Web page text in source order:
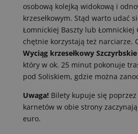
osobową kolejką widokową i
krzesełkowym. Stąd warto udać
Łomnickiej Baszty lub Łomnickiej
chętnie korzystają też narciarze.
Wyciąg krzesełkowy
który w ok. 25 minut pokonuje
pod Soliskiem, gdzie można
Uwaga! Bilety kupuje się poprzez
karnetów w obie strony
euro.